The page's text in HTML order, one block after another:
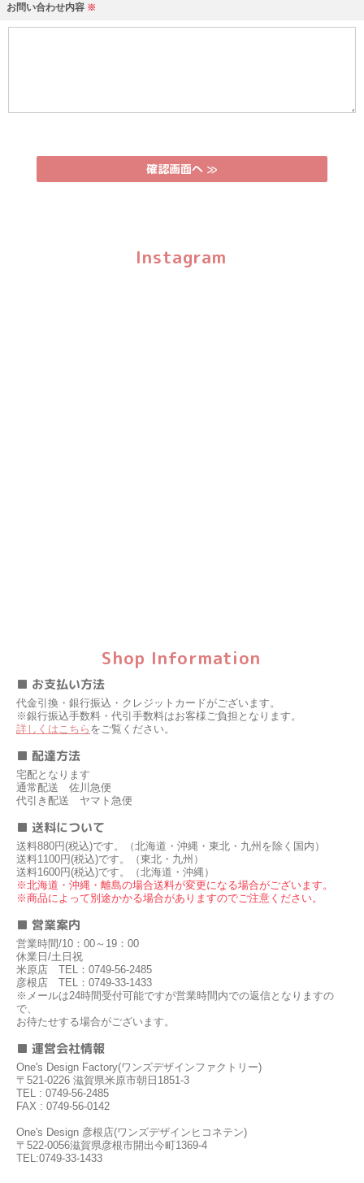
お問い合わせ内容 ※
Instagram
Shop Information
■ お支払い方法
代金引換・銀行振込・クレジットカードがございます。
※銀行振込手数料・代引手数料はお客様ご負担となります。
詳しくはこちら をご覧ください。
■ 配達方法
宅配となります
通常配送 佐川急便
代引き配送 ヤマト急便
■ 送料について
送料880円(税込)です。（北海道・沖縄・東北・九州を除く国内）
送料1100円(税込)です。（東北・九州）
送料1600円(税込)です。（北海道・沖縄）
※北海道・沖縄・離島の場合送料が変更になる場合がございます。
※商品によって別途かかる場合がありますのでご注意ください。
■ 営業案内
営業時間/10：00～19：00
休業日/土日祝
米原店 TEL：0749-56-2485
彦根店 TEL：0749-33-1433
※メールは24時間受付可能ですが営業時間内での返信となりますの
で、
お待たせする場合がございます。
■ 運営会社情報
One's Design Factory(ワンズデザインファクトリー)
〒521-0226 滋賀県米原市朝日1851-3
TEL : 0749-56-2485
FAX : 0749-56-0142
One's Design 彦根店(ワンズデザインヒコネテン)
〒522-0056滋賀県彦根市開出今町1369-4
TEL:0749-33-1433